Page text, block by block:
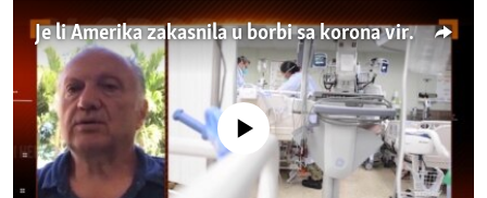
KINA NA BALKANU
RSE PRIČE IZ SVIJETA
ISPRIČAJ MI
DNEVNO@RSE
SPECIJALI RSE
Je li Amerika zakasnila u borbi sa korona virusom?
No media source currently available